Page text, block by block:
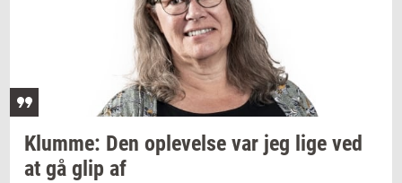
Klum­me: Den op­le­vel­se var jeg lige ved
at gå glip af